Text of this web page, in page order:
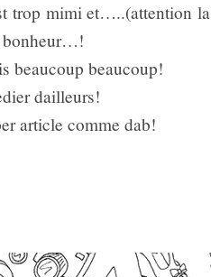
trop mimi et…..(attention la
beaucoup beaucoup!
dailleurs!
article comme dab!